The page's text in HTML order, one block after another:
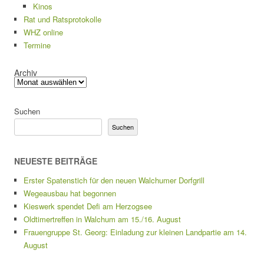
Kinos
Rat und Ratsprotokolle
WHZ online
Termine
Archiv
Suchen
Suchen
NEUESTE BEITRÄGE
Erster Spatenstich für den neuen Walchumer Dorfgrill
Wegeausbau hat begonnen
Kieswerk spendet Defi am Herzogsee
Oldtimertreffen in Walchum am 15./16. August
Frauengruppe St. Georg: Einladung zur kleinen Landpartie am 14.
August